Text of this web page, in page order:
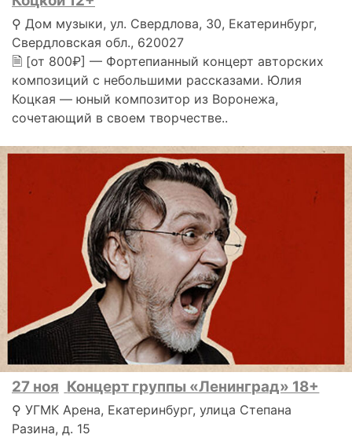
⚲ Дом музыки, ул. Свердлова, 30, Екатеринбург,
Свердловская обл., 620027
🗎 [от 800₽] — Фортепианный концерт авторских
композиций с небольшими рассказами. Юлия
Коцкая — юный композитор из Воронежа,
сочетающий в своем творчестве..
27 ноя Концерт группы «Ленинград» 18+
⚲ УГМК Арена, Екатеринбург, улица Степана
Разина, д. 15